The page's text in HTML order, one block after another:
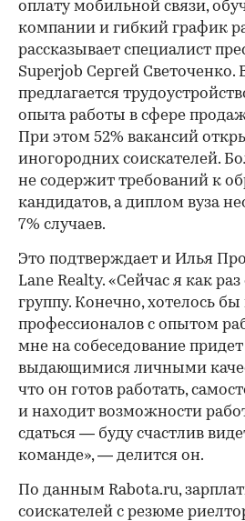
оплату мобильной связи,
компании и гибкий график
рассказывает специалист
Superjob Сергей Светоченко.
предлагается
опыта работы в сфере
При этом 52% вакансий
иногородних соискателей.
не содержит требований к
кандидатов, а диплом вуза
7% случаев.
Это подтверждает и Илья
Lane Realty. «Сейчас я как
группу. Конечно, хотелось бы
профессионалов с опытом
мне на собеседование придет
выдающимися личными
что он готов работать,
и находит возможности
сдаться — буду счастлив
команде», — делится он.
По данным Rabota.ru,
соискателей с резюме